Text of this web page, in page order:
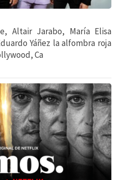
Altair Jarabo, María Elisa
Yáñez la alfombra roja
Ca